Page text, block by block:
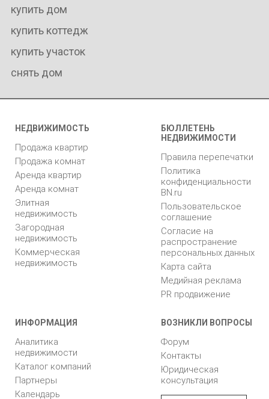
купить дом
купить коттедж
купить участок
снять дом
НЕДВИЖИМОСТЬ
Продажа квартир
Продажа комнат
Аренда квартир
Аренда комнат
Элитная
недвижимость
Загородная
недвижимость
Коммерческая
недвижимость
БЮЛЛЕТЕНЬ
НЕДВИЖИМОСТИ
Правила перепечатки
Политика
конфиденциальности
BN.ru
Пользовательское
соглашение
Согласие на
распространение
персональных данных
Карта сайта
Медийная реклама
PR продвижение
ИНФОРМАЦИЯ
Аналитика
недвижимости
Каталог компаний
Партнеры
Календарь
ВОЗНИКЛИ ВОПРОСЫ
Форум
Контакты
Юридическая
консультация